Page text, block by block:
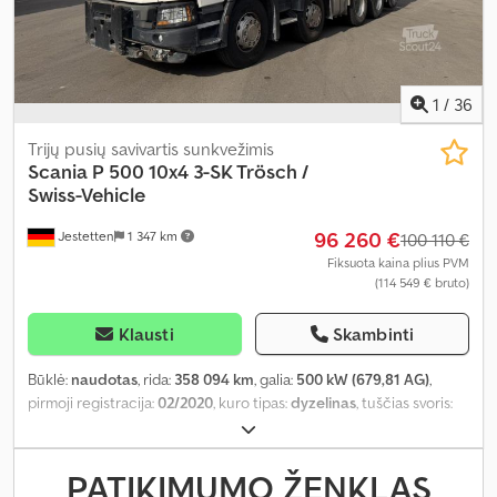
užraktas, elektrinis langų reguliavimas, kompresorius, kruizo
kontrolė, oro kondicionavimas, oro pagalvė, papildomi žibintai,
pilna techninės priežiūros istorija, priekabos jungtis,
priešrūkiniai žibintai, retarderis, spoileris, sunkvežimio
registracija, sėdynės šildytuvas, vairo stiprintuvas
1 / 36
Jestetten 1 347 km
Trijų pusių savivartis sunkvežimis
Scania P 500 10x4 3-SK Trösch /
Swiss-Vehicle
96 260 €100 110 €
Fiksuota kaina plius PVM
(114 549 € bruto)
Klausti Skambinti
Būklė: naudotas, rida: 358 094 km, galia: 500 kW (679,81 AG),
pirmoji registracija:02/2020, kuro tipas:dyzelinas, tuščias svoris:
, didžiausias leistinas svoris:
315 / 80 R 22.5 / 11mm, ašių konfigūracija:10x4, kita apžiūra (TÜV):
02/2025 , vairuotojo kabina: dieninė kabina, pavaros tipas:
PATIKIMUMO ŽENKLAS